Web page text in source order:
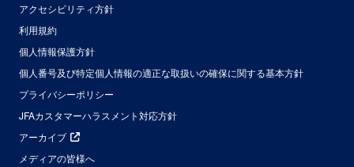
アクセシビリティ方針
利用規約
個人情報保護方針
個人番号及び特定個人情報の適正な取扱いの確保に関する基本方針
プライバシーポリシー
JFAカスタマーハラスメント対応方針
アーカイブ
メディアの皆様へ